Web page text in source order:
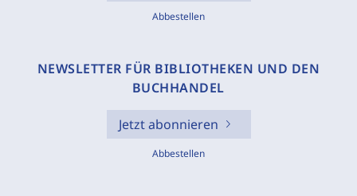
Abbestellen
NEWSLETTER FÜR BIBLIOTHEKEN UND DEN
BUCHHANDEL
Jetzt abonnieren
Abbestellen